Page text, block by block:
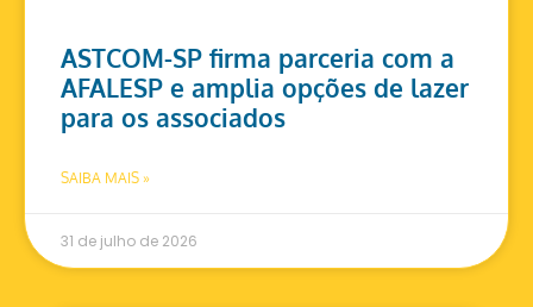
ASTCOM-SP firma parceria com a
AFALESP e amplia opções de lazer
para os associados
SAIBA MAIS »
31 de julho de 2026